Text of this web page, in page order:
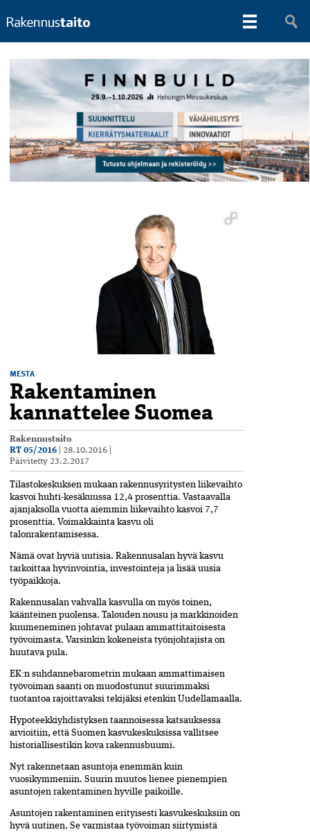
MESTA
Rakentaminen
kannattelee Suomea
Rakennustaito
RT 05/2016
28.10.2016
Päivitetty 23.2.2017
Tilastokeskuksen mukaan rakennusyritysten liikevaihto
kasvoi huhti-kesäkuussa 12,4 prosenttia. Vastaavalla
ajanjaksolla vuotta aiemmin liikevaihto kasvoi 7,7
prosenttia. Voimakkainta kasvu oli
talonrakentamisessa.
Nämä ovat hyviä uutisia. Rakennusalan hyvä kasvu
tarkoittaa hyvinvointia, investointeja ja lisää uusia
työpaikkoja.
Rakennusalan vahvalla kasvulla on myös toinen,
käänteinen puolensa. Talouden nousu ja markkinoiden
kuumeneminen johtavat pulaan ammattitaitoisesta
työvoimasta. Varsinkin kokeneista työnjohtajista on
huutava pula.
EK:n suhdannebarometrin mukaan ammattimaisen
työvoiman saanti on muodostunut suurimmaksi
tuotantoa rajoittavaksi tekijäksi etenkin Uudellamaalla.
Hypoteekkiyhdistyksen taannoisessa katsauksessa
arvioitiin, että Suomen kasvukeskuksissa vallitsee
historiallisestikin kova rakennusbuumi.
Nyt rakennetaan asuntoja enemmän kuin
vuosikymmeniin. Suurin muutos lienee pienempien
asuntojen rakentaminen hyville paikoille.
Asuntojen rakentaminen erityisesti kasvukeskuksiin on
hyvä uutinen. Se varmistaa työvoiman siirtymistä